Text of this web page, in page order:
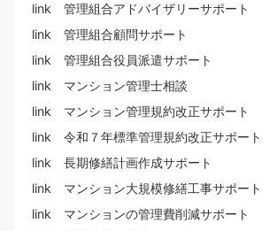
link 管理組合アドバイザリーサポート
link 管理組合顧問サポート
link 管理組合役員派遣サポート
link マンション管理士相談
link マンション管理規約改正サポート
link 令和７年標準管理規約改正サポート
link 長期修繕計画作成サポート
link マンション大規模修繕工事サポート
link マンションの管理費削減サポート